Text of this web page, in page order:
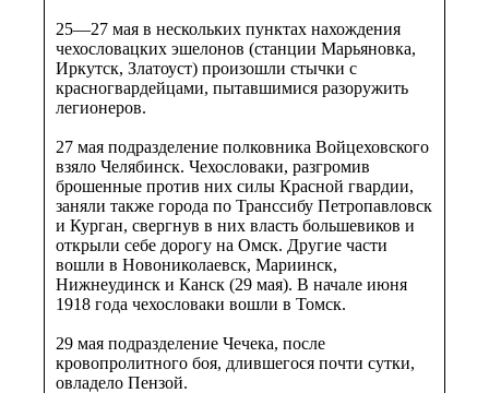
25—27 мая в нескольких пунктах нахождения
чехословацких эшелонов (станции Марьяновка,
Иркутск, Златоуст) произошли стычки с
красногвардейцами, пытавшимися разоружить
легионеров.
27 мая подразделение полковника Войцеховского
взяло Челябинск. Чехословаки, разгромив
брошенные против них силы Красной гвардии,
заняли также города по Транссибу Петропавловск
и Курган, свергнув в них власть большевиков и
открыли себе дорогу на Омск. Другие части
вошли в Новониколаевск, Мариинск,
Нижнеудинск и Канск (29 мая). В начале июня
1918 года чехословаки вошли в Томск.
29 мая подразделение Чечека, после
кровопролитного боя, длившегося почти сутки,
овладело Пензой.